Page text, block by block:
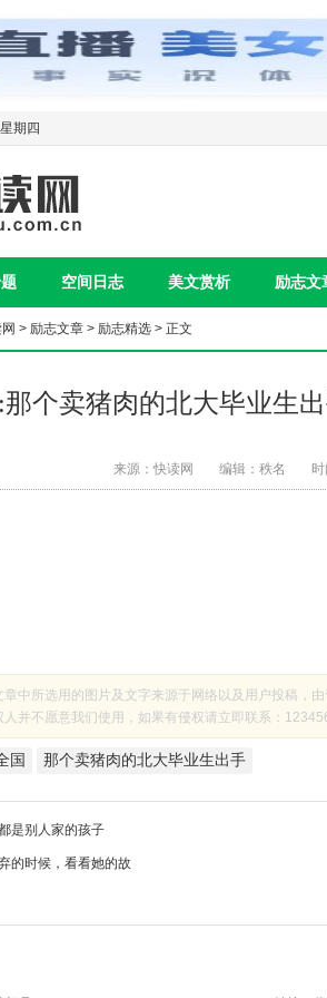
期四
空间日志 美文赏析 励志文
> 励志文章 > 励志精选 > 正文
:那个卖猪肉的北大毕业生
来源：快读网 编辑：秩名
章中所选用的图片及文字来源于网络以及用户投稿，
并不愿意我们使用，如果有侵权请立即联系：
国 那个卖猪肉的北大毕业生出手
是别人家的孩子
的时候，看看她的故